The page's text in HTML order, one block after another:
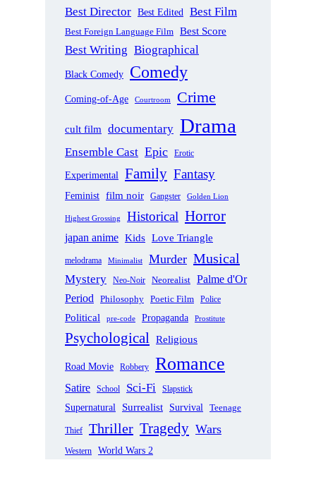
Best Director Best Edited Best Film
Best Foreign Language Film Best Score
Best Writing Biographical
Black Comedy Comedy
Coming-of-Age Courtroom Crime
cult film documentary Drama
Ensemble Cast Epic Erotic
Experimental Family Fantasy
Feminist film noir Gangster Golden Lion
Highest Grossing Historical Horror
japan anime Kids Love Triangle
melodrama Minimalist Murder Musical
Mystery Neo-Noir Neorealist Palme d'Or
Period Philosophy Poetic Film Police
Political pre-code Propaganda Prostitute
Psychological Religious
Road Movie Robbery Romance
Satire School Sci-Fi Slapstick
Supernatural Surrealist Survival Teenage
Thief Thriller Tragedy Wars
Western World Wars 2